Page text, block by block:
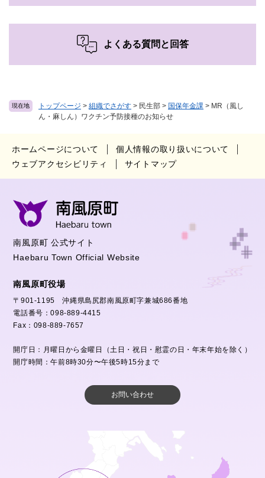
現在地 トップページ > 組織でさがす > 民生部 > 国保年金課 > MR（風し
ん・麻しん）ワクチン予防接種のお知らせ
よくある質問と回答
ホームページについて
個人情報の取り扱いについて
ウェブアクセシビリティ
サイトマップ
南風原町 公式サイト
Haebaru Town Official Website
南風原町役場
〒901-1195 沖縄県島尻郡南風原町字兼城686番地
電話番号：098-889-4415
Fax：098-889-7657
開庁日：月曜日から金曜日（土日・祝日・慰霊の日・年末年始を除く）
開庁時間：午前8時30分〜午後5時15分まで
お問い合わせ